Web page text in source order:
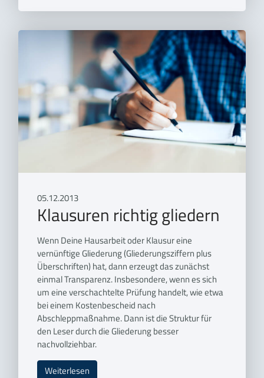
05.12.2013
Klausuren richtig gliedern
Wenn Deine Hausarbeit oder Klausur eine
vernünftige Gliederung (Gliederungsziffern plus
Überschriften) hat, dann erzeugt das zunächst
einmal Transparenz. Insbesondere, wenn es sich
um eine verschachtelte Prüfung handelt, wie etwa
bei einem Kostenbescheid nach
Abschleppmaßnahme. Dann ist die Struktur für
den Leser durch die Gliederung besser
nachvollziehbar.
Weiterlesen